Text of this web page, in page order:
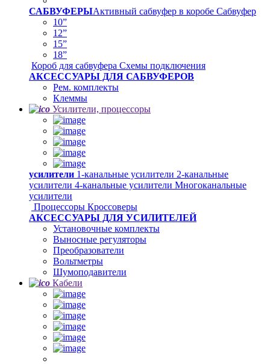
САБВУФЕРЫАктивный сабвуфер в коробе Сабвуфер
10”
12”
15”
18”
Короб для сабвуфера Схемы подключения
АКСЕССУАРЫ ДЛЯ САБВУФЕРОВ
Рем. комплекты
Клеммы
Усилители, процессоры
усилители 1-канальные усилители 2-канальные
усилители 4-канальные усилители Многоканальные
усилители
Процессоры Кроссоверы
АКСЕССУАРЫ ДЛЯ УСИЛИТЕЛЕЙ
Установочные комплекты
Выносные регуляторы
Преобразователи
Вольтметры
Шумоподавители
Кабели